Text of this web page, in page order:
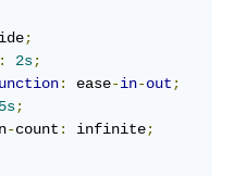
;
: 2s;
: ease-in-out;
5s;
-count : infinite;